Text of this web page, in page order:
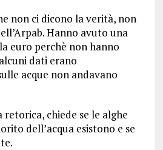
non ci dicono la verità, non
Hanno avuto una
euro perchè non hanno
dati erano
acque non andavano
retorica, chiede se le alghe
dell’acqua esistono e se